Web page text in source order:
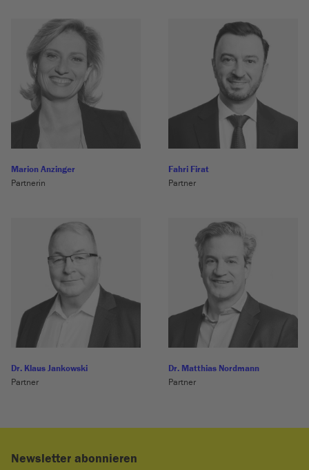
Marion Anzinger
Partnerin
Fahri Firat
Partner
Dr. Klaus Jankowski
Partner
Dr. Matthias Nordmann
Partner
Newsletter abonnieren